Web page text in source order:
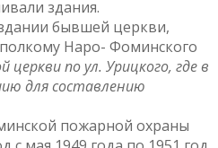
здания.
бывшей церкви,
Наро- Фоминского
церкви по ул. Урицкого, где в
для составлению
пожарной охраны